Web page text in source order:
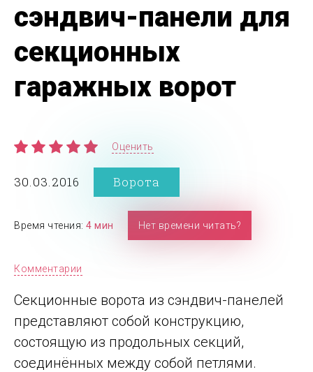
сэндвич-панели для
секционных
гаражных ворот
Оценить
30.03.2016 Ворота
Время чтения: 4 мин Нет времени читать?
Комментарии
Секционные ворота из сэндвич-панелей
представляют собой конструкцию,
состоящую из продольных секций,
соединённых между собой петлями.